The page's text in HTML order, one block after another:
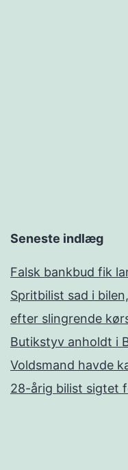
Seneste indlæg
Falsk bankbud fik
Spritbilist sad i
efter slingrende
Butikstyv anholdt i
Voldsmand havde
28-årig bilist sigtet